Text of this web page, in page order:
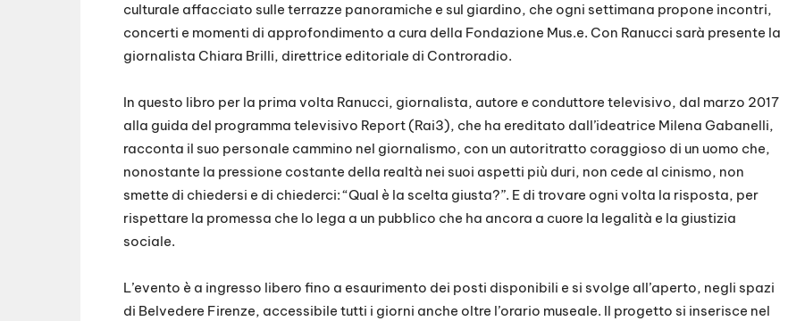
culturale affacciato sulle terrazze panoramiche e sul giardino, che ogni settimana propone incontri,
concerti e momenti di approfondimento a cura della Fondazione Mus.e. Con Ranucci sarà presente la
giornalista Chiara Brilli, direttrice editoriale di Controradio.
In questo libro per la prima volta Ranucci, giornalista, autore e conduttore televisivo, dal marzo 2017
alla guida del programma televisivo Report (Rai3), che ha ereditato dall’ideatrice Milena Gabanelli,
racconta il suo personale cammino nel giornalismo, con un autoritratto coraggioso di un uomo che,
nonostante la pressione costante della realtà nei suoi aspetti più duri, non cede al cinismo, non
smette di chiedersi e di chiederci: “Qual è la scelta giusta?”. E di trovare ogni volta la risposta, per
rispettare la promessa che lo lega a un pubblico che ha ancora a cuore la legalità e la giustizia
sociale.
L’evento è a ingresso libero fino a esaurimento dei posti disponibili e si svolge all’aperto, negli spazi
di Belvedere Firenze, accessibile tutti i giorni anche oltre l’orario museale. Il progetto si inserisce nel